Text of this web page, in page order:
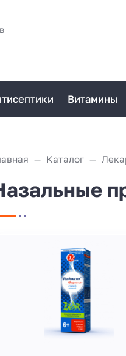
Витамины
Каталог